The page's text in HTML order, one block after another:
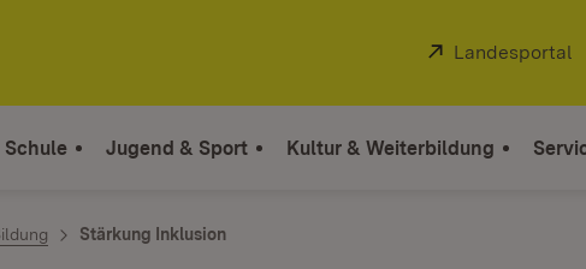
Extern:
Landesportal
Schule Jugend & Sport Kultur & Weiterbildung
Stärkung Inklusion